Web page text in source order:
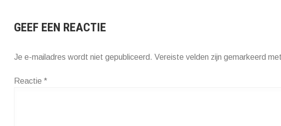
GEEF EEN REACTIE
Je e-mailadres wordt niet gepubliceerd. Vereiste velden zijn gemarkeerd
Reactie *